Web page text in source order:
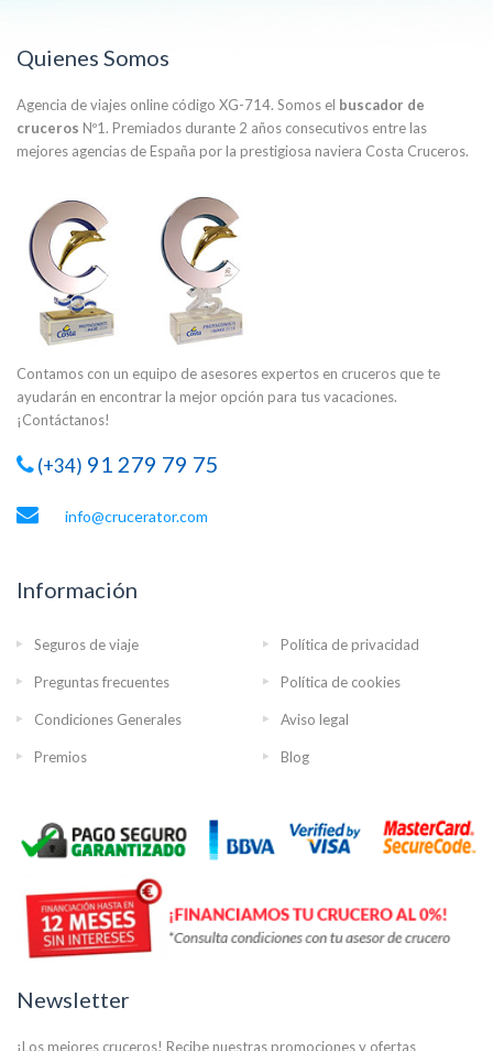
Quienes Somos
Agencia de viajes online código XG-714. Somos el buscador de
cruceros Nº1. Premiados durante 2 años consecutivos entre las
mejores agencias de España por la prestigiosa naviera Costa Cruceros.
Contamos con un equipo de asesores expertos en cruceros que te
ayudarán en encontrar la mejor opción para tus vacaciones.
¡Contáctanos!
(+34) 91 279 79 75
info@crucerator.com
Información
Seguros de viaje Política de privacidad
Preguntas frecuentes Política de cookies
Condiciones Generales Aviso legal
Premios Blog
Newsletter
¡Los mejores cruceros! Recibe nuestras promociones y ofertas